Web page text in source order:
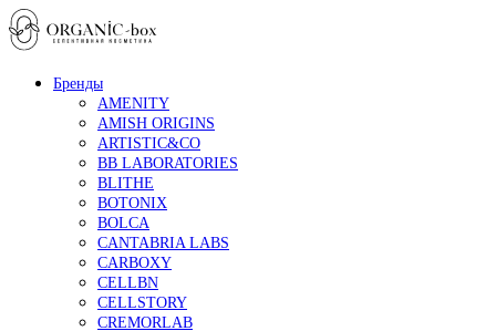
Бренды
AMENITY
AMISH ORIGINS
ARTISTIC&CO
BB LABORATORIES
BLITHE
BOTONIX
BOLCA
CANTABRIA LABS
CARBOXY
CELLBN
CELLSTORY
CREMORLAB